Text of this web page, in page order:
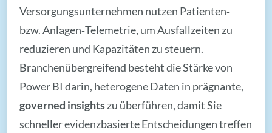
Versorgungsunternehmen nutzen Patienten‑
bzw. Anlagen‑Telemetrie, um Ausfallzeiten zu
reduzieren und Kapazitäten zu steuern.
Branchenübergreifend besteht die Stärke von
Power BI darin, heterogene Daten in prägnante,
governed insightszu überführen, damit Sie
schneller evidenzbasierte Entscheidungen treffen